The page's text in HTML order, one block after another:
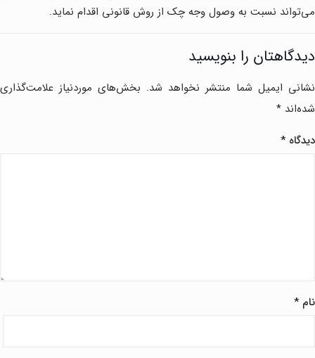
می‌تواند نسبت به وصول وجه چک از روش قانونی اقدام نماید.
دیدگاهتان را بنویسید
نشانی ایمیل شما منتشر نخواهد شد. بخش‌های موردنیاز علامت‌گذاری
شده‌اند *
دیدگاه*
نام*